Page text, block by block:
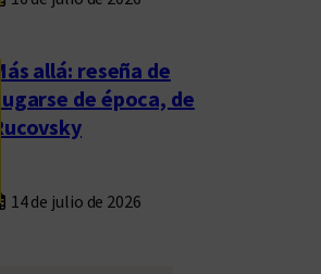
Más allá: reseña de
Fugarse de época, de
Rucovsky
14 de julio de 2026